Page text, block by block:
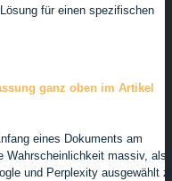
für einen spezifischen
ganz oben im Artikel
eines Dokuments am
Wahrscheinlichkeit massiv, als
und Perplexity ausgewählt